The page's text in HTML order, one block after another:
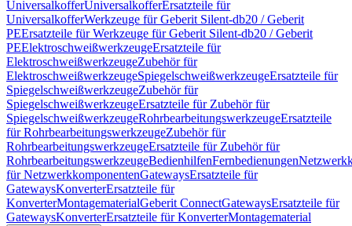
UniversalkofferUniversalkofferErsatzteile für
UniversalkofferWerkzeuge für Geberit Silent-db20 / Geberit
PEErsatzteile für Werkzeuge für Geberit Silent-db20 / Geberit
PEElektroschweißwerkzeugeErsatzteile für
ElektroschweißwerkzeugeZubehör für
ElektroschweißwerkzeugeSpiegelschweißwerkzeugeErsatzteile für
SpiegelschweißwerkzeugeZubehör für
SpiegelschweißwerkzeugeErsatzteile für Zubehör für
SpiegelschweißwerkzeugeRohrbearbeitungswerkzeugeErsatzteile
für RohrbearbeitungswerkzeugeZubehör für
RohrbearbeitungswerkzeugeErsatzteile für Zubehör für
RohrbearbeitungswerkzeugeBedienhilfenFernbedienungen
für NetzwerkkomponentenGatewaysErsatzteile für
GatewaysKonverterErsatzteile für
KonverterMontagematerialGeberit ConnectGatewaysErsatzteile für
GatewaysKonverterErsatzteile für KonverterMontagematerial